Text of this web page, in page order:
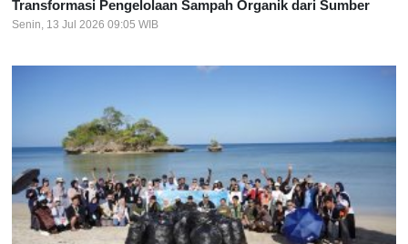
Transformasi Pengelolaan Sampah Organik dari Sumber
Senin, 13 Jul 2026 09:05 WIB